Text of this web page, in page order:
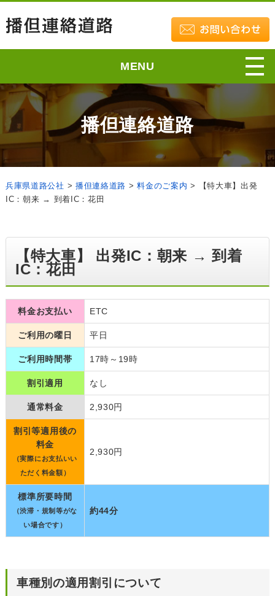
MENU
播但連絡道路
兵庫県道路公社 > 播但連絡道路 >料金のご案内 >
【特大車】出発
IC：朝来 → 到着IC：花田
【特大車】 出発IC：朝来 → 到着
IC：花田
料金お支払い ETC
ご利用の曜日 平日
ご利用時間帯 17時～19時
割引適用 なし
通常料金 2,930円
割引等適用後の
料金
（実際にお支払いい
ただく料金額）
2,930円
標準所要時間
（渋滞・規制等がな
い場合です）
約44分
車種別の適用割引について